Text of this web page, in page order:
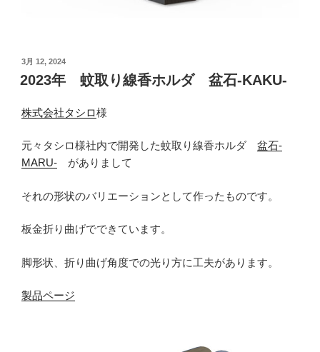
投
稿
日:
3月 12, 2024
2023年 蚊取り線香ホルダ 盆石-KAKU-
株式会社タシロ様
元々タシロ様社内で開発した蚊取り線香ホルダ 盆石-
MARU- がありまして
それの形状のバリエーションとして作ったものです。
板金折り曲げでできています。
脚形状、折り曲げ角度での光り方に工夫があります。
製品ページ